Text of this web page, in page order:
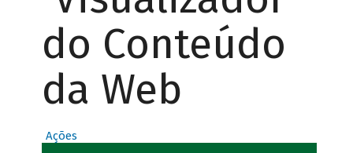
do Conteúdo
da Web
Ações